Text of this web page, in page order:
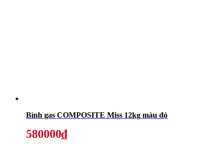
Bình gas COMPOSITE Miss 12kg màu đỏ
580000₫